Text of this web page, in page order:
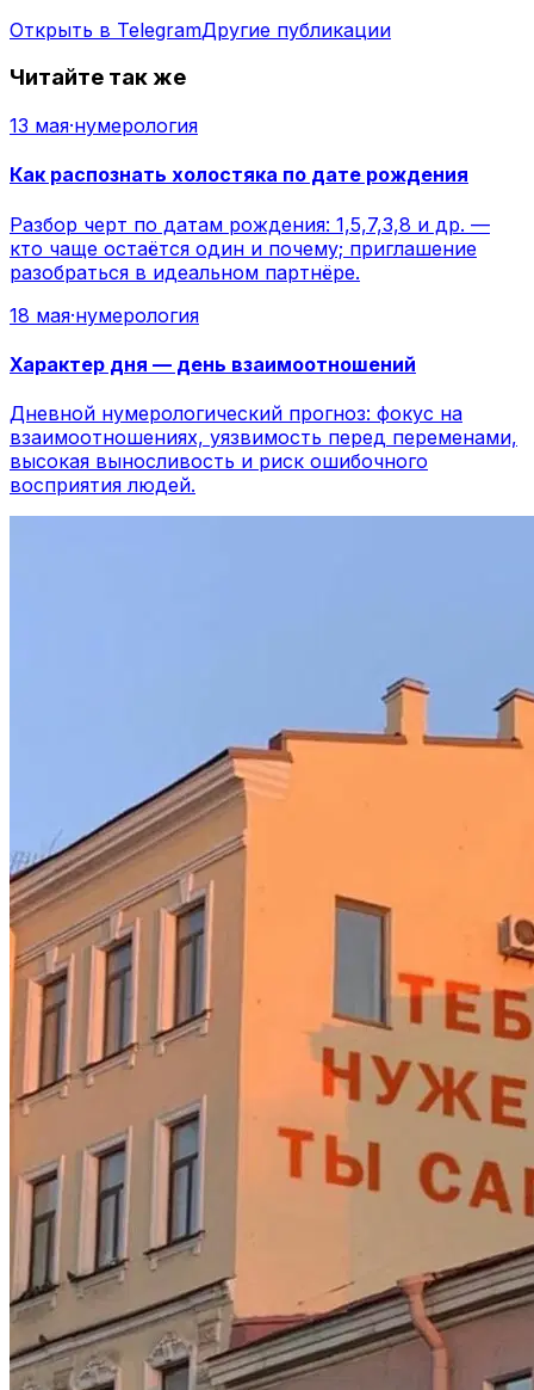
Открыть в TelegramДругие публикации
Читайте так же
13 мая·нумерология
Как распознать холостяка по дате рождения
Разбор черт по датам рождения: 1,5,7,3,8 и др. —
кто чаще остаётся один и почему; приглашение
разобраться в идеальном партнёре.
18 мая·нумерология
Характер дня — день взаимоотношений
Дневной нумерологический прогноз: фокус на
взаимоотношениях, уязвимость перед переменами,
высокая выносливость и риск ошибочного
восприятия людей.